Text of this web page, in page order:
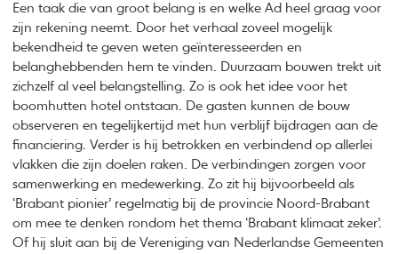
Een taak die van groot belang is en welke Ad heel graag voor
zijn rekening neemt. Door het verhaal zoveel mogelijk
bekendheid te geven weten geïnteresseerden en
belanghebbenden hem te vinden. Duurzaam bouwen trekt uit
zichzelf al veel belangstelling. Zo is ook het idee voor het
boomhutten hotel ontstaan. De gasten kunnen de bouw
observeren en tegelijkertijd met hun verblijf bijdragen aan de
financiering. Verder is hij betrokken en verbindend op allerlei
vlakken die zijn doelen raken. De verbindingen zorgen voor
samenwerking en medewerking. Zo zit hij bijvoorbeeld als
‘Brabant pionier’ regelmatig bij de provincie Noord-Brabant
om mee te denken rondom het thema ‘Brabant klimaat zeker’.
Of hij sluit aan bij de Vereniging van Nederlandse Gemeenten